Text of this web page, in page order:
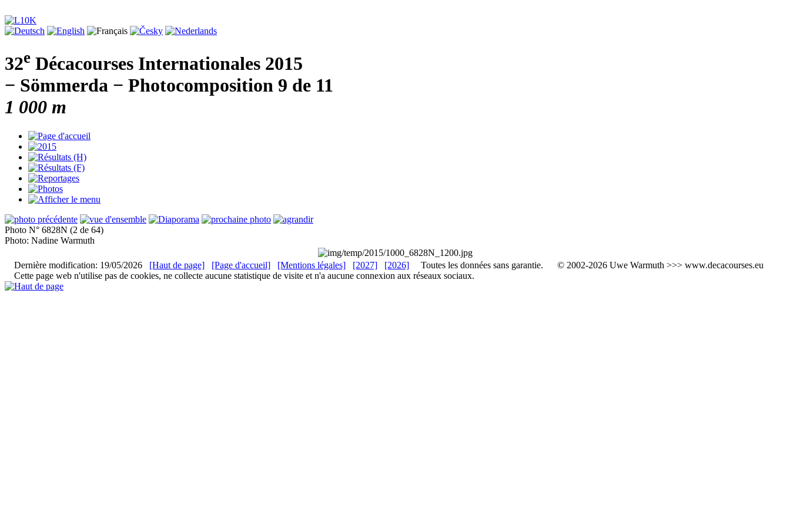
32e Décacourses Internationales 2015
− Sömmerda − Photocomposition 9 de 11
1 000 m
Photo N° 6828N (2 de 64)
Photo: Nadine Warmuth
Dernière modification: 19/05/2026 [Haut de page] [Page d'accueil] [Mentions légales] [2027] [2026] Toutes les données sans garantie. © 2002-2026 Uwe Warmuth >>> www.decacourses.eu
Cette page web n'utilise pas de cookies, ne collecte aucune statistique de visite et n'a aucune connexion aux réseaux sociaux.